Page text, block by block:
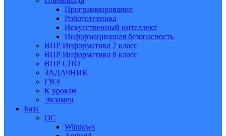
Программирование
Робототехника
Искусственный интеллект
Информационная безопасность
ВПР Информатика 7 класс
ВПР Информатика 8 класс
ВПР СПО
ЗАДАЧНИК
ГВЭ
К урокам
Экзамен
База
ОС
Windows